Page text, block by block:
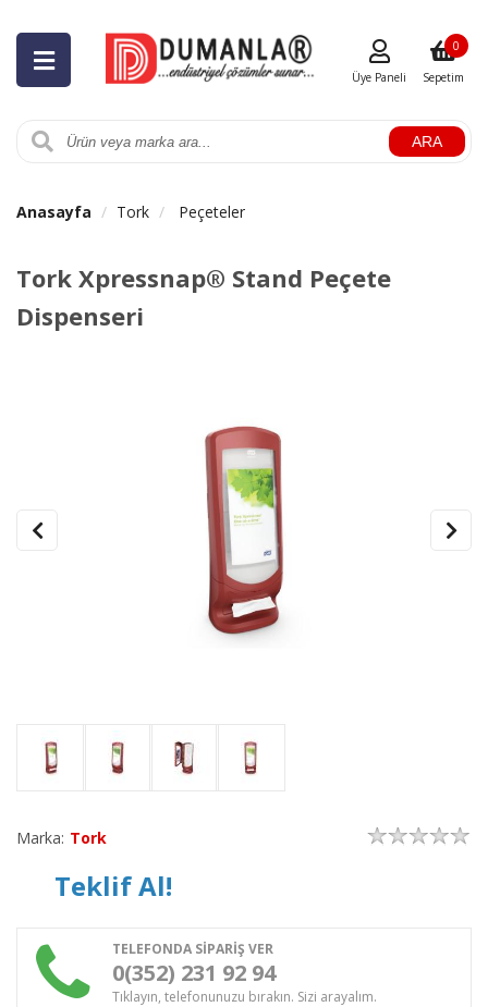
ARA
Üye Paneli Sepetim
0
Anasayfa Tork Peçeteler
Tork Xpressnap® Stand Peçete
Dispenseri
Marka: Tork
Teklif Al!
TELEFONDA SİPARİŞ VER
0(352) 231 92 94
Tıklayın, telefonunuzu bırakın. Sizi arayalım.